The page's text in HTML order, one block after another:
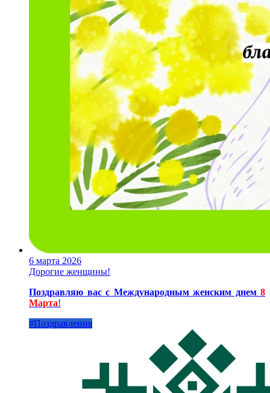
6 марта 2026
Дорогие женщины!
Поздравляю вас с Международным женским днем 8
Марта!
#Поздравления